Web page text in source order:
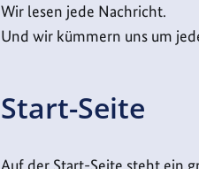
Wir lesen jede Nachricht.
Und wir kümmern uns um
Start-Seite
Auf der Start-Seite steht ein